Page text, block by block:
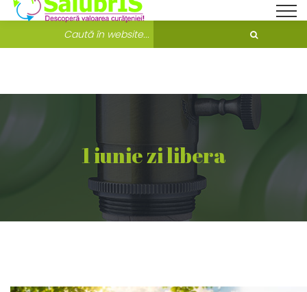
Bine ati venit pe Salubris.ro! Unde ne găsești?
1 iunie zi libera